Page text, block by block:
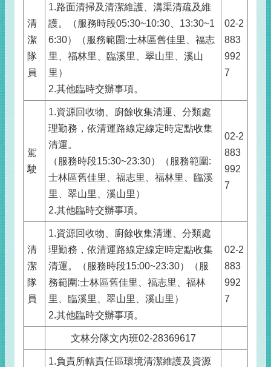
清
潔
隊
員
1.路面清掃及清潔維護、溝渠清疏及維
護。（服務時段05:30~10:30、13:30~1
6:30）（服務範圍:士林區舊佳里、福志
里、福林里、臨溪里、翠山里、溪山
里）
2.其他臨時交辦事項。
02-2
883
992
7
駕
駛
1.資源回收物、廚餘收集清運、分類處
理勤務，依清運路線定線定時定點收集
清運。
（服務時段15:30~23:30）（服務範圍:
士林區舊佳里、福志里、福林里、臨溪
里、翠山里、溪山里）
2.其他臨時交辦事項。
02-2
883
992
7
清
潔
隊
員
1.資源回收物、廚餘收集清運、分類處
理勤務，依清運路線定線定時定點收集
清運。（服務時段15:00~23:30）（服
務範圍:士林區舊佳里、福志里、福林
里、臨溪里、翠山里、溪山里）
2.其他臨時交辦事項。
02-2
883
992
7
文林分隊文內班02-28369617
1.負責所轄責任區環境清潔維護及資源